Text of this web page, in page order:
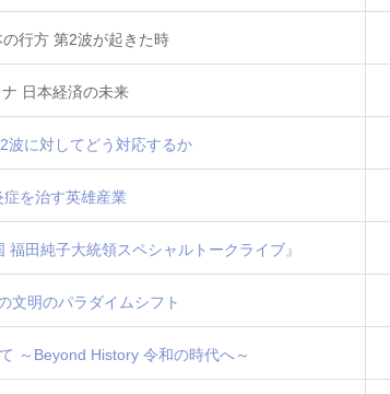
行方 第2波が起きた時
日本経済の未来
に対してどう対応するか
を治す英雄産業
田純子大統領スペシャルトークライブ』
明のパラダイムシフト
～Beyond History 令和の時代へ～